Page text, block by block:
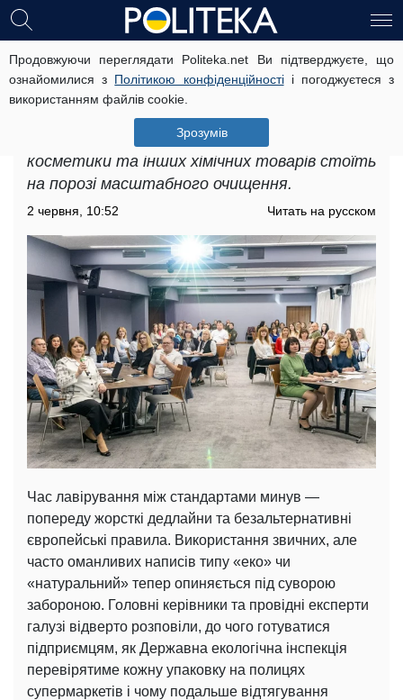
Продовжуючи переглядати Politeka.net Ви підтверджуєте, що
ознайомилися з Політикою конфіденційностіі погоджуєтеся з
використанням файлів cookie.
Зрозумів
Ринковий нагляд без компромісів:
Дмитро Заруба анонсував усунення
законодавчих розбіжностей з ЄС
Український ринок побутової хімії,
косметики та інших хімічних товарів стоїть
на порозі масштабного очищення.
2 червня, 10:52 Читать на русском
Час лавірування між стандартами минув —
попереду жорсткі дедлайни та безальтернативні
європейські правила. Використання звичних, але
часто оманливих написів типу «еко» чи
«натуральний» тепер опиняється під суворою
забороною. Головні керівники та провідні експерти
галузі відверто розповіли, до чого готуватися
підприємцям, як Державна екологічна інспекція
перевірятиме кожну упаковку на полицях
супермаркетів і чому подальше відтягування